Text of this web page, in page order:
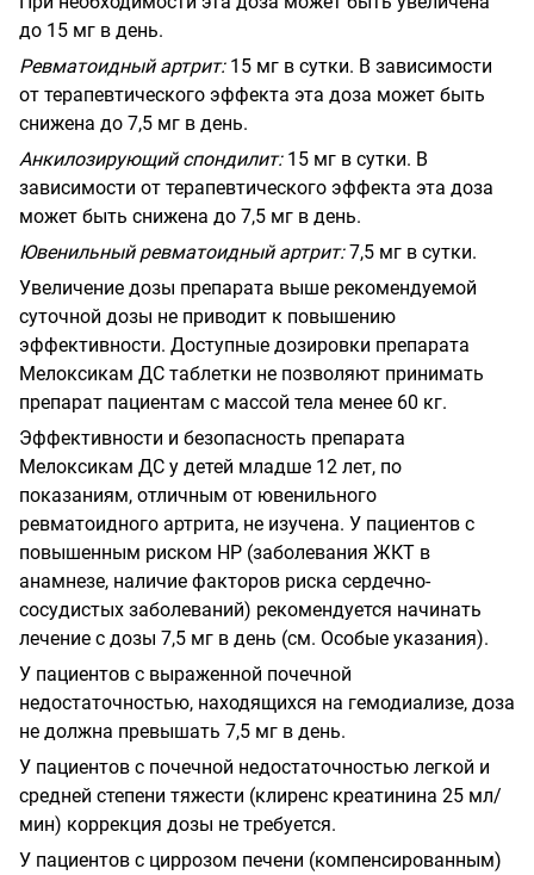
до 15 мг в день.
Ревматоидный артрит:15 мг в сутки. В зависимости
от терапевтического эффекта эта доза может быть
снижена до 7,5 мг в день.
Анкилозирующий спондилит:15 мг в сутки. В
зависимости от терапевтического эффекта эта доза
может быть снижена до 7,5 мг в день.
Ювенильный ревматоидный артрит:7,5 мг в сутки.
Увеличение дозы препарата выше рекомендуемой
суточной дозы не приводит к повышению
эффективности. Доступные дозировки препарата
Мелоксикам ДС таблетки не позволяют принимать
препарат пациентам с массой тела менее 60 кг.
Эффективности и безопасность препарата
Мелоксикам ДС у детей младше 12 лет, по
показаниям, отличным от ювенильного
ревматоидного артрита, не изучена. У пациентов с
повышенным риском HP (заболевания ЖКТ в
анамнезе, наличие факторов риска сердечно-
сосудистых заболеваний) рекомендуется начинать
лечение с дозы 7,5 мг в день (см. Особые указания).
У пациентов с выраженной почечной
недостаточностью, находящихся на гемодиализе, доза
не должна превышать 7,5 мг в день.
У пациентов с почечной недостаточностью легкой и
средней степени тяжести (клиренс креатинина 25 мл/
мин) коррекция дозы не требуется.
У пациентов с циррозом печени (компенсированным)